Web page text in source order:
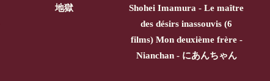
地獄
Shohei Imamura - Le maître
des désirs inassouvis (6
films) Mon deuxième frère -
Nianchan - にあんちゃん